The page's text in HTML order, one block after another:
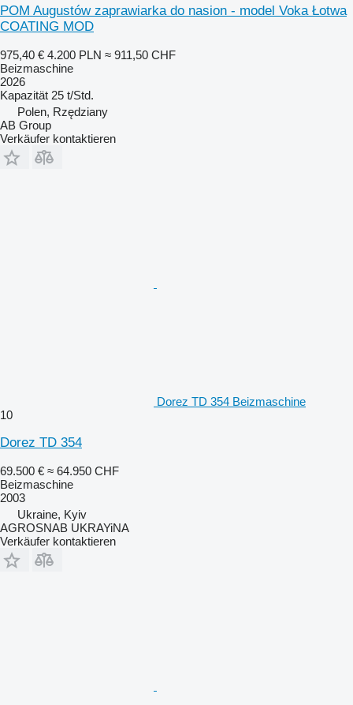
POM Augustów zaprawiarka do nasion - model Voka Łotwa
COATING MOD
975,40 € 4.200 PLN ≈ 911,50 CHF
Beizmaschine
2026
Kapazität 25 t/Std.
Polen, Rzędziany
AB Group
Verkäufer kontaktieren
Dorez TD 354 Beizmaschine
10
Dorez TD 354
69.500 € ≈ 64.950 CHF
Beizmaschine
2003
Ukraine, Kyiv
AGROSNAB UKRAYiNA
Verkäufer kontaktieren